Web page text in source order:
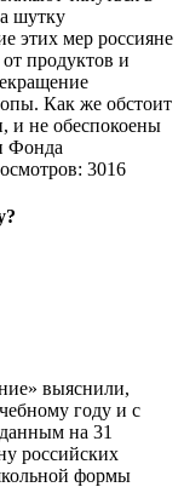
шутку
этих мер россияне
продуктов и
Как же обстоит
и не обеспокоены
Фонда
3016
выяснили,
году и с
на 31
российских
формы